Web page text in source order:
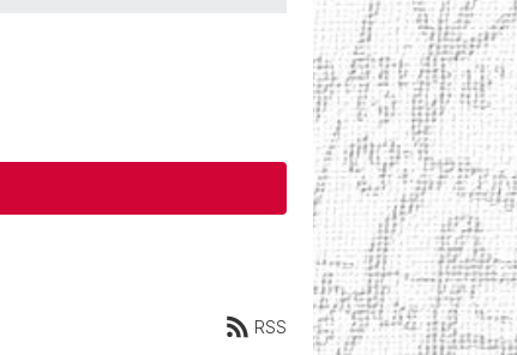
RSS